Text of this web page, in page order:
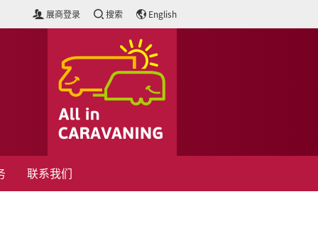
展商登录 搜索 English
联系我们